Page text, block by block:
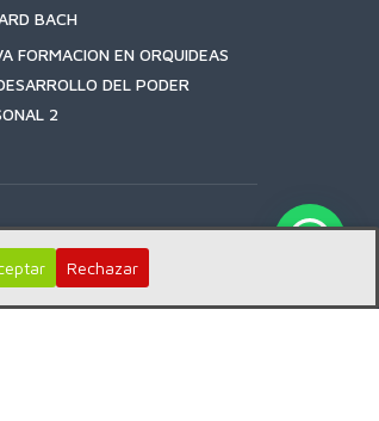
BACH
FORMACION EN ORQUIDEAS
DEL PODER
2
Rechazar